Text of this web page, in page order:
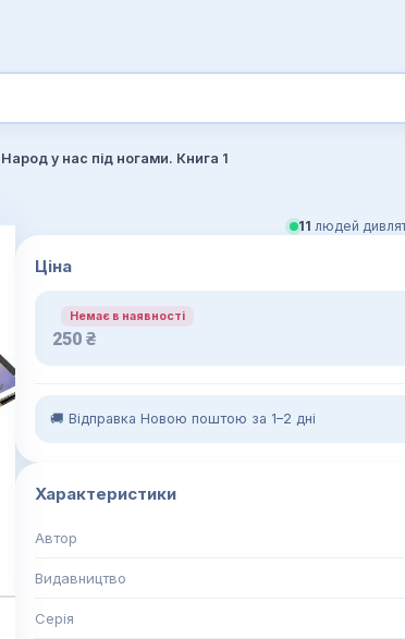
у нас під ногами. Книга 1
11 людей
Ціна
Немає в наявності
250 ₴
🚚 Відправка Новою поштою за 1–2 дні
Характеристики
Автор
Видавництво
Серія